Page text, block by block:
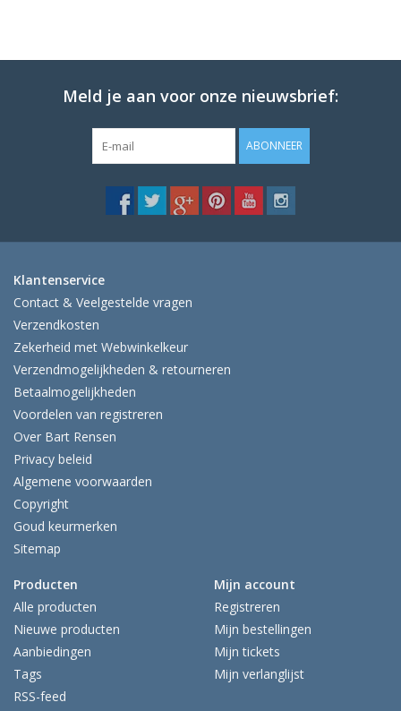
Meld je aan voor onze nieuwsbrief:
ABONNEER
Klantenservice
Contact & Veelgestelde vragen
Verzendkosten
Zekerheid met Webwinkelkeur
Verzendmogelijkheden & retourneren
Betaalmogelijkheden
Voordelen van registreren
Over Bart Rensen
Privacy beleid
Algemene voorwaarden
Copyright
Goud keurmerken
Sitemap
Producten
Alle producten
Nieuwe producten
Aanbiedingen
Tags
RSS-feed
Mijn account
Registreren
Mijn bestellingen
Mijn tickets
Mijn verlanglijst